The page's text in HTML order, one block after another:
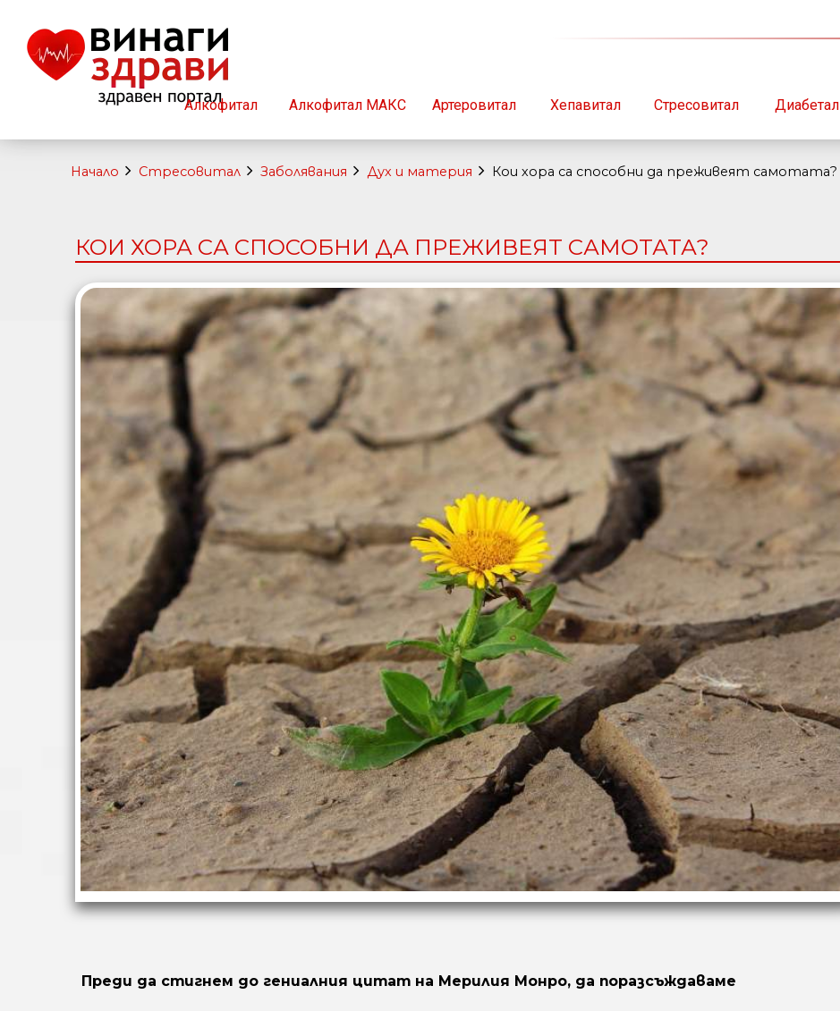
Алкофитал Алкофитал МАКС Артеровитал Хепавитал Стресовитал Диабетал
Начало Стресовитал Заболявания Дух и материя Кои хора са способни да преживеят самотата?
КОИ ХОРА СА СПОСОБНИ ДА ПРЕЖИВЕЯТ САМОТАТА?
Преди да стигнем до гениалния цитат на Мерилия Монро, да поразсъждаваме